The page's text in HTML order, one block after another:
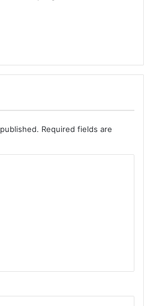
Required fields are